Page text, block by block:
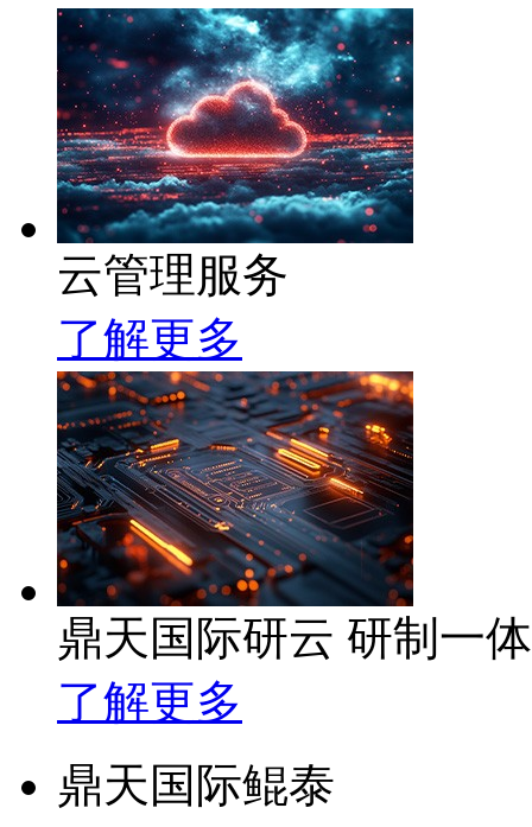
云管理服务
了解更多
鼎天国际研云 研制一
了解更多
鼎天国际鲲泰